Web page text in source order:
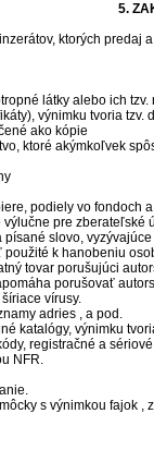
5.
ktorých predaj
látky alebo ich tzv.
výnimku tvoria
ako kópie
ktoré akýmkoľvek
podiely vo fondoch
pre zberateľské
písané slovo,
použité k hanobeniu
tovar porušujúci
porušovať
vírusy.
adries , a pod.
katalógy, výnimku
registračné a
NFR.
s výnimkou fajok